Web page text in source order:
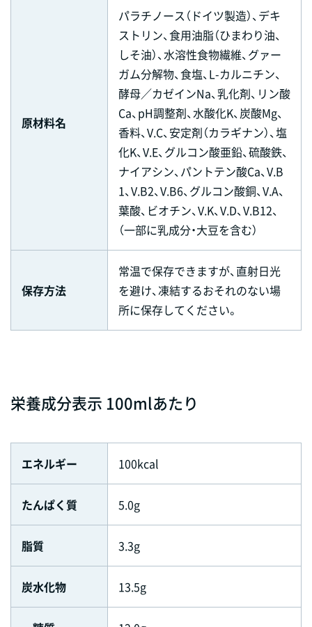
原材料名
パラチノース（ドイツ製造）、デキ
ストリン、食用油脂（ひまわり油、
しそ油）、水溶性食物繊維、グァー
ガム分解物、食塩、L-カルニチン、
酵母／カゼインNa、乳化剤、リン酸
Ca、pH調整剤、水酸化K、炭酸Mg、
香料、V.C、安定剤（カラギナン）、塩
化K、V.E、グルコン酸亜鉛、硫酸鉄、
ナイアシン、パントテン酸Ca、V.B
1、V.B2、V.B6、グルコン酸銅、V.A、
葉酸、ビオチン、V.K、V.D、V.B12、
（一部に乳成分・大豆を含む）
保存方法
常温で保存できますが、直射日光
を避け、凍結するおそれのない場
所に保存してください。
栄養成分表示 100mlあたり
エネルギー 100kcal
たんぱく質 5.0g
脂質 3.3g
炭水化物 13.5g